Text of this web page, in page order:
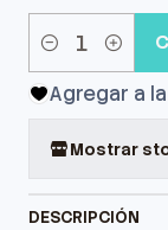
Cantidad
Agregar a
Mostrar
DESCRIPCIÓN